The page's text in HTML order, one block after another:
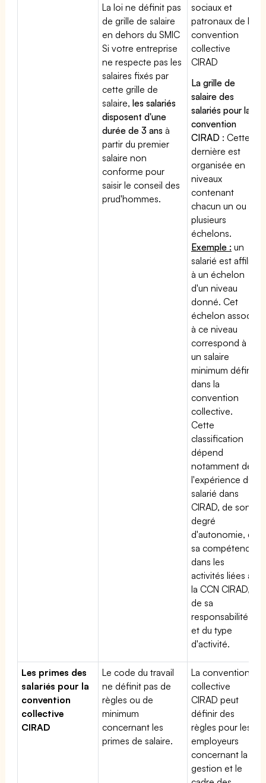
La loi ne définit pas
de grille de salaire
en dehors du SMIC
Si votre entreprise
ne respecte pas les
salaires fixés par
cette grille de
salaire,les salariés
disposent d'une
durée de 3 ans à
partir du premier
salaire non
conforme pour
saisir le conseil des
prud'hommes.
sociaux et
patronaux de la
convention
collective
CIRAD
La grille de
salaire des
salariés pour la
convention
CIRAD : Cette
dernière est
organisée en
niveaux
contenant
chacun un ou
plusieurs
échelons.
Exemple : un
salarié est affilié
à un échelon
d'un niveau
donné. Cet
échelon associé
à ce niveau
correspond à
un salaire
minimum défini
dans la
convention
collective.
Cette
classification
dépend
notamment de
l'expérience du
salarié dans
CIRAD, de son
degré
d'autonomie, de
sa compétence
dans les
activités liées à
la CCN CIRAD,
de sa
responsabilité
et du type
d'activité.
Les primes des
salariés pour la
convention
collective
CIRAD
Le code du travail
ne définit pas de
règles ou de
minimum
concernant les
primes de salaire.
La convention
collective
CIRAD peut
définir des
règles pour les
employeurs
concernant la
gestion et le